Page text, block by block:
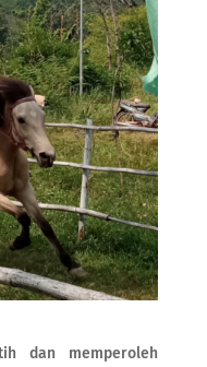
dan memperoleh